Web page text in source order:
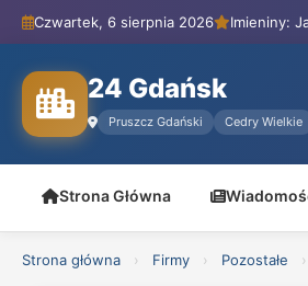
Czwartek, 6 sierpnia 2026 Imieniny:
24 Gdańsk
Pruszcz Gdański Cedry Wielkie
Strona Główna
Strona główna › Firmy › Pozostałe ›